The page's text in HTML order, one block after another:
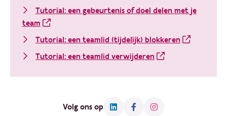
Tutorial: een gebeurtenis of doel delen met je
team
Tutorial: een teamlid (tijdelijk) blokkeren
Tutorial: een teamlid verwijderen
Volg ons op